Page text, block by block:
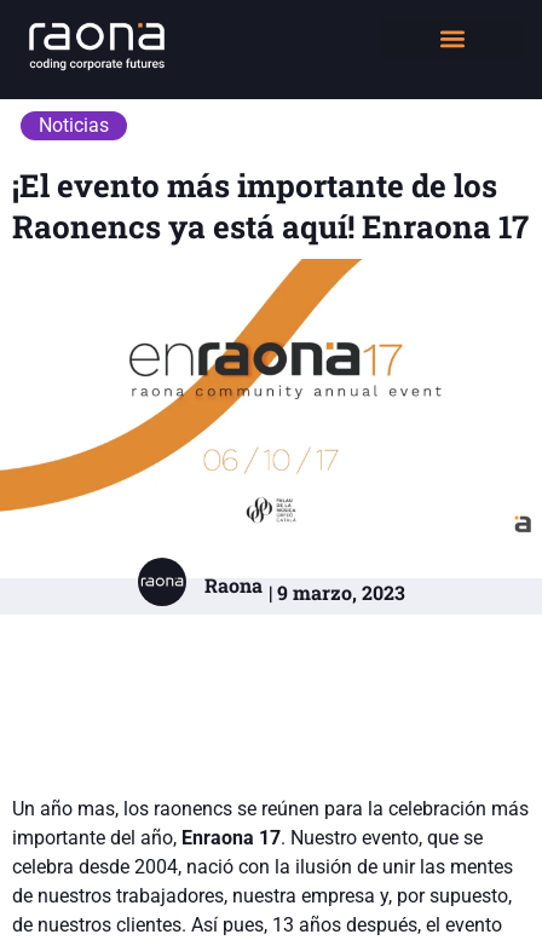
Noticias
¡El evento más importante de los
Raonencs ya está aquí! Enraona 17
Raona | 9 marzo, 2023
Un año mas, los raonencs se reúnen para la celebración más
importante del año, Enraona 17. Nuestro evento, que se
celebra desde 2004, nació con la ilusión de unir las mentes
de nuestros trabajadores, nuestra empresa y, por supuesto,
de nuestros clientes. Así pues, 13 años después, el evento